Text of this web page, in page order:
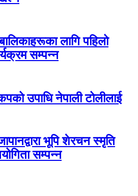
लागि पहिलो
सम्पन्न
उपाधि नेपाली टोलीलाई
भूपि शेरचन स्मृति
सम्पन्न